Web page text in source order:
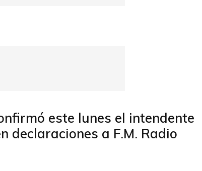
este lunes el intendente
declaraciones a F.M. Radio